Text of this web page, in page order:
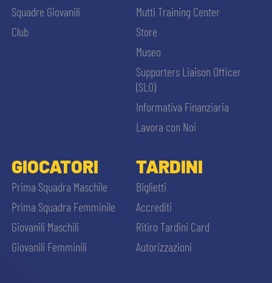
Squadre Giovanili
Club
Mutti Training Center
Store
Museo
Supporters Liaison Officer
(SLO)
Informativa Finanziaria
Lavora con Noi
GIOCATORI
Prima Squadra Maschile
Prima Squadra Femminile
Giovanili Maschili
Giovanili Femminili
TARDINI
Biglietti
Accrediti
Ritiro Tardini Card
Autorizzazioni